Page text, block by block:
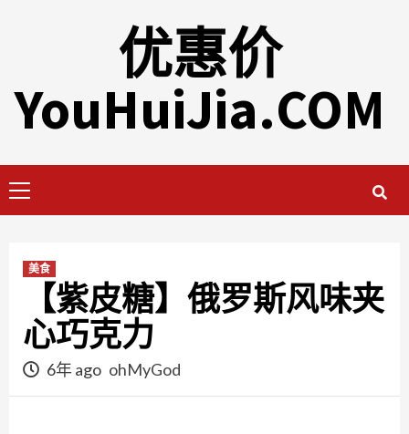
优惠价
YouHuiJia.COM
Menu
美食
【紫皮糖】俄罗斯风味夹
心巧克力
6年 ago ohMyGod